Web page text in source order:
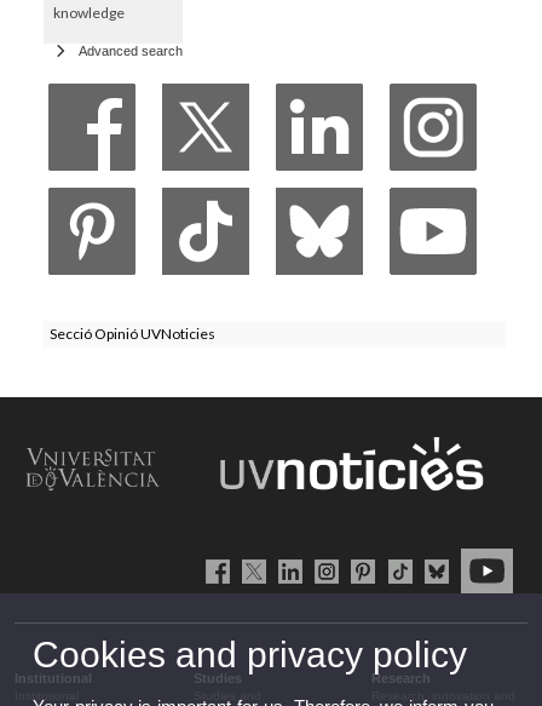
knowledge
Advanced search
Secció Opinió UVNoticies
Institutional Studies Research
Cookies and privacy policy